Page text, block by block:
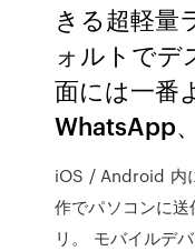
きる超軽量
ォルトでデ
面には一番
WhatsApp
iOS / Android 内
作でパソコンに
リ。 モバイルデ